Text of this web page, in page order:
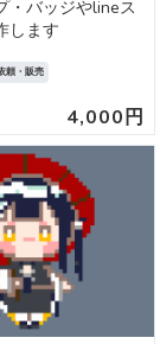
・バッジやlineス
します
頼・販売
4,000円